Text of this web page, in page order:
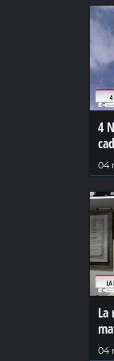
4
04
04